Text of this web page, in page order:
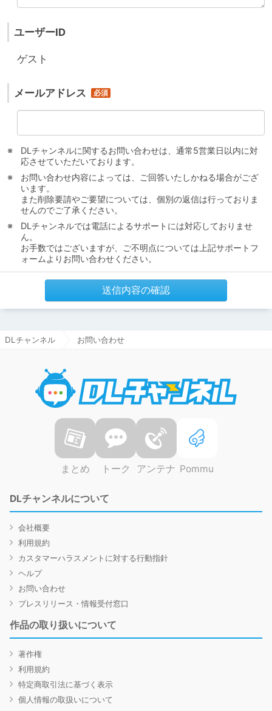
ユーザーID
ゲスト
メールアドレス
DLチャンネルに関するお問い合わせは、通常5営業日以内に対
応させていただいております。
お問い合わせ内容によっては、ご回答いたしかねる場合がござ
います。
また削除要請やご要望については、個別の返信は行っておりま
せんのでご了承ください。
DLチャンネルでは電話によるサポートには対応しておりませ
ん。
お手数ではございますが、ご不明点については上記サポートフ
ォームよりお問い合わせください。
送信内容の確認
DLチャンネル お問い合わせ
まとめ トーク アンテナ Pommu
DLチャンネルについて
会社概要
利用規約
カスタマーハラスメントに対する行動指針
ヘルプ
お問い合わせ
プレスリリース・情報受付窓口
作品の取り扱いについて
著作権
利用規約
特定商取引法に基づく表示
個人情報の取扱いについて